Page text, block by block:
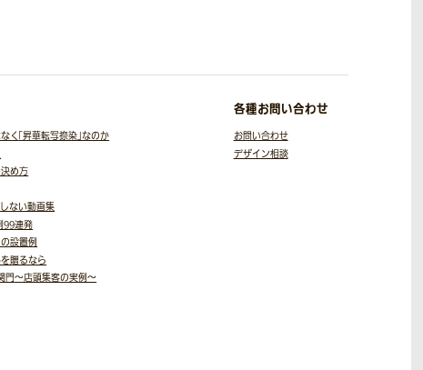
く「昇華転写捺染」なのか
め方
ない動画集
99連発
の設置例
贈るなら
門～店頭集客の実例～
各種お問い合わせ
お問い合わせ
デザイン相談